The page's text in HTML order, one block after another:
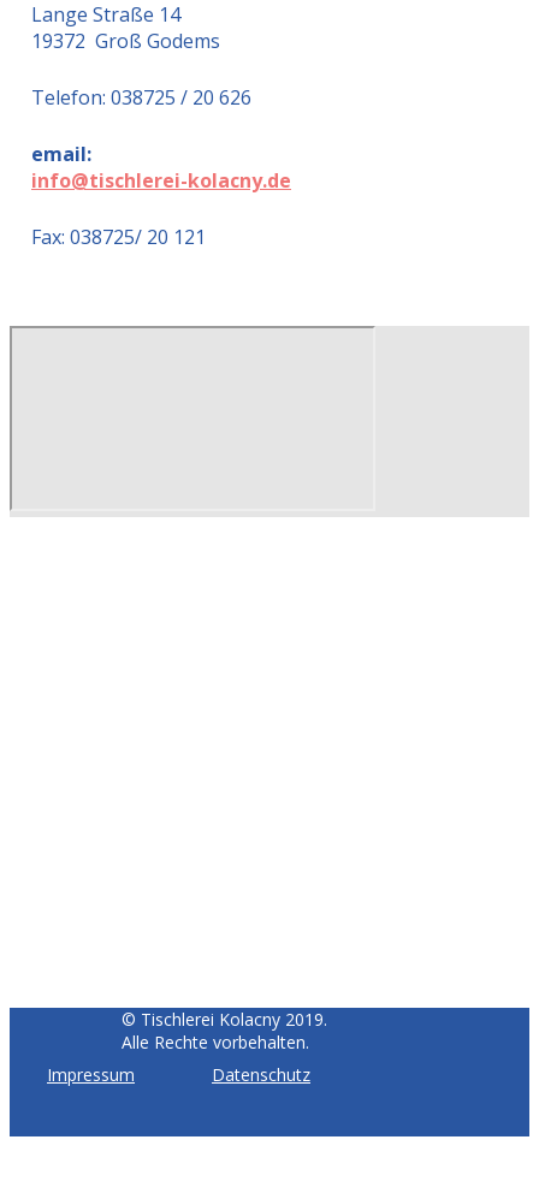
Lange Straße 14
19372 Groß Godems
Telefon: 038725 / 20 626
email:
info@tischlerei-kolacny.de
Fax: 038725/ 20 121
© Tischlerei Kolacny 2019.
Alle Rechte vorbehalten.
Impressum
Datenschutz